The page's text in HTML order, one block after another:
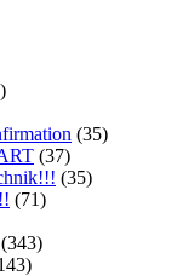
(35)
(37)
(35)
(71)
(343)